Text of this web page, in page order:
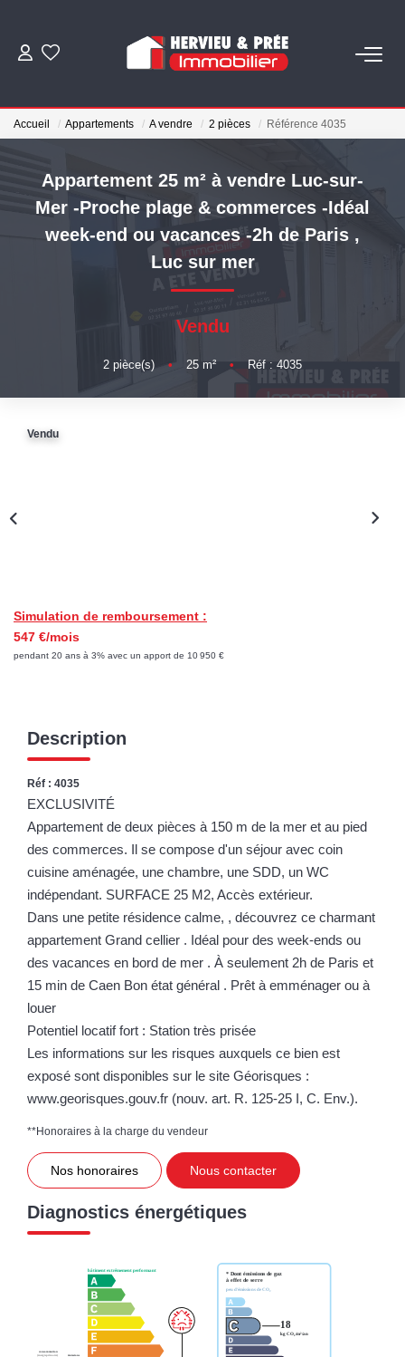
ESTIMER
BIENS VENDUS
Accueil Appartements A vendre 2 pièces Référence 4035
Appartement 25 m² à vendre Luc-sur-
Mer -Proche plage & commerces -Idéal
week-end ou vacances -2h de Paris ,
Luc sur mer
Vendu
2 pièce(s) • 25 m² • Réf : 4035
Vendu
Simulation de remboursement :
547 €/mois
pendant 20 ans à 3% avec un apport de 10 950 €
Description
Réf : 4035
EXCLUSIVITÉ
Appartement de deux pièces à 150 m de la mer et au pied
des commerces. Il se compose d'un séjour avec coin
cuisine aménagée, une chambre, une SDD, un WC
indépendant. SURFACE 25 M2, Accès extérieur.
Dans une petite résidence calme, , découvrez ce charmant
appartement Grand cellier . Idéal pour des week-ends ou
des vacances en bord de mer . À seulement 2h de Paris et
15 min de Caen Bon état général . Prêt à emménager ou à
louer
Potentiel locatif fort : Station très prisée
Les informations sur les risques auxquels ce bien est
exposé sont disponibles sur le site Géorisques :
www.georisques.gouv.fr (nouv. art. R. 125-25 I, C. Env.).
**Honoraires à la charge du vendeur
Nos honoraires Nous contacter
Diagnostics énergétiques